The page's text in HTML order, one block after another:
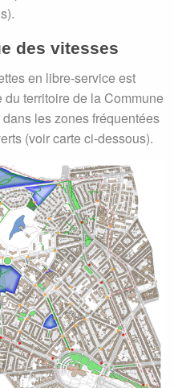
des vitesses
en libre-service est
du territoire de la Commune
les zones fréquentées
(voir carte ci-dessous).